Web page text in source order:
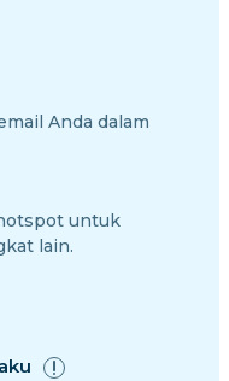
Anda dalam
untuk
lain.